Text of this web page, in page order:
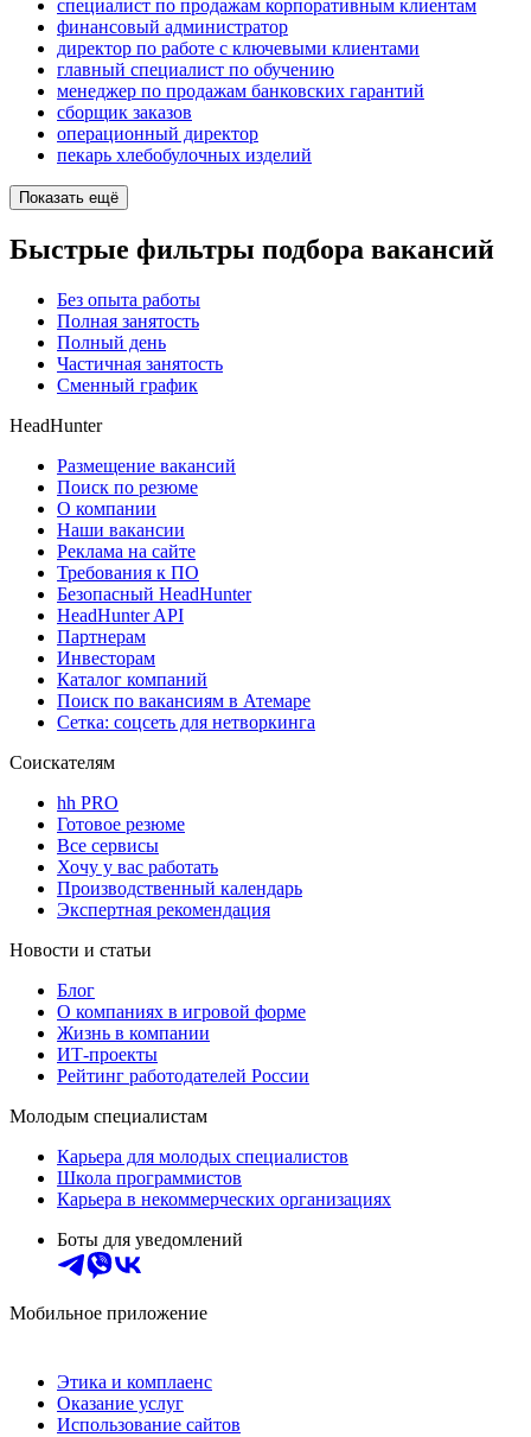
специалист по продажам корпоративным клиентам
финансовый администратор
директор по работе с ключевыми клиентами
главный специалист по обучению
менеджер по продажам банковских гарантий
сборщик заказов
операционный директор
пекарь хлебобулочных изделий
Показать ещё
Быстрые фильтры подбора вакансий
Без опыта работы
Полная занятость
Полный день
Частичная занятость
Сменный график
HeadHunter
Размещение вакансий
Поиск по резюме
О компании
Наши вакансии
Реклама на сайте
Требования к ПО
Безопасный HeadHunter
HeadHunter API
Партнерам
Инвесторам
Каталог компаний
Поиск по вакансиям в Атемаре
Сетка: соцсеть для нетворкинга
Соискателям
hh PRO
Готовое резюме
Все сервисы
Хочу у вас работать
Производственный календарь
Экспертная рекомендация
Новости и статьи
Блог
О компаниях в игровой форме
Жизнь в компании
ИТ-проекты
Рейтинг работодателей России
Молодым специалистам
Карьера для молодых специалистов
Школа программистов
Карьера в некоммерческих организациях
Боты для уведомлений
Мобильное приложение
Этика и комплаенс
Оказание услуг
Использование сайтов